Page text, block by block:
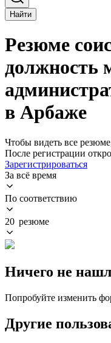
Найти
Резюме
должность
в Арбаже
Чтобы видеть все
После регистрации
Зарегистрироваться
За всё время
По соответствию
20 резюме
Ничего не
Попробуйте изменить
Другие